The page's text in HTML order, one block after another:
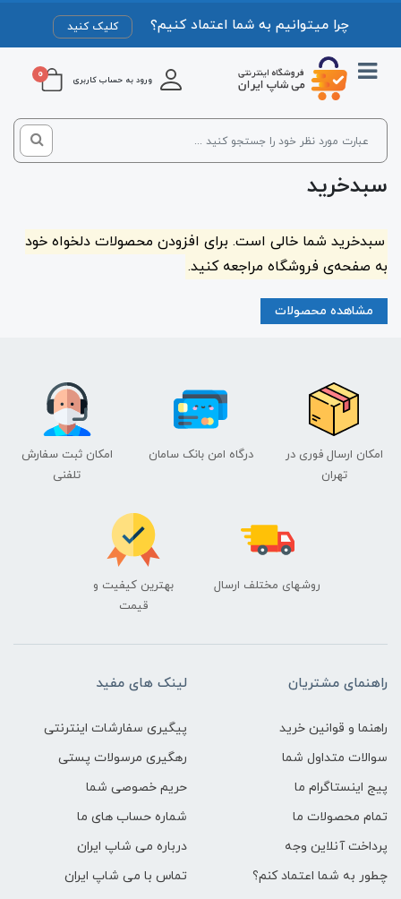
چرا میتوانیم به شما اعتماد کنیم؟ کلیک کنید
ورود به حساب کاربری 0
سبدخرید
سبدخرید شما خالی است. برای افزودن محصولات دلخواه خود
به صفحه‌ی فروشگاه مراجعه کنید.
مشاهده محصولات
امکان ارسال فوری در
تهران
درگاه امن بانک سامان
امکان ثبت سفارش
تلفنی
روشهای مختلف ارسال
بهترین کیفیت و
قیمت
راهنمای مشتریان
راهنما و قوانین خرید
سوالات متداول شما
پیج اینستاگرام ما
تمام محصولات ما
پرداخت آنلاین وجه
چطور به شما اعتماد کنم؟
لینک های مفید
پیگیری سفارشات اینترنتی
رهگیری مرسولات پستی
حریم خصوصی شما
شماره حساب های ما
درباره می شاپ ایران
تماس با می شاپ ایران